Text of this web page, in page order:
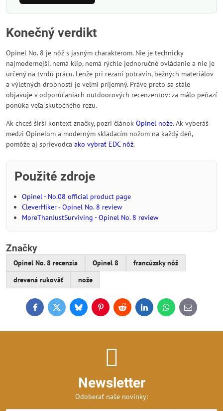
Konečný verdikt
Opinel No. 8 je nôž s jasným charakterom. Nie je technicky
najmodernejší, nemá klip, nemá rýchle jednoručné ovládanie a nie je
určený na tvrdú prácu. Lenže pri rezaní potravín, bežných materiálov
a výletných drobností je veľmi príjemný. Práve preto sa stále
objavuje v odporúčaniach outdoorových recenzentov: za málo peňazí
ponúka veľa skutočného rezu.
Ak chceš širší kontext značky, pozri článok Opinel nože. Ak vyberáš
medzi Opinelom a moderným skladacím nožom na každý deň,
pomôže aj sprievodca ako vybrať EDC nôž.
Použité zdroje
Opinel - No.08 official product page
CleverHiker - Opinel No. 8 review
MoreThanJustSurviving - Opinel No. 8 review
Značky
Opinel No. 8 recenzia Opinel 8
francúzsky nôž
drevená rukoväť
nože
FacebookTwitterBlueskyPinterestReddit LinkedInWhatsApp
E-
mail
Newsletter
Odoberať naše novinky: